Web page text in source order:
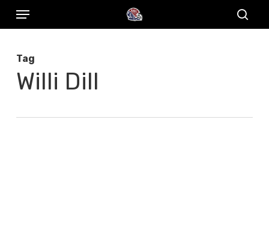
Skip
content
Menu
Tag
Willi Dill